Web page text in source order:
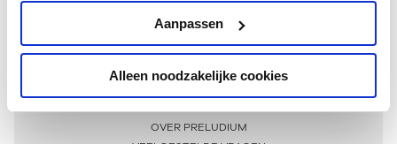
Aanpassen
Alleen noodzakelijke cookies
Meer informatie
OVER PRELUDIUM